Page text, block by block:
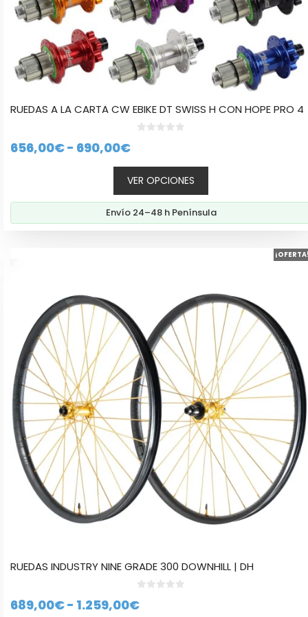
RUEDAS A LA CARTA CW EBIKE DT SWISS H CON HOPE PRO 4
5
656,00€- 690,00€Rango
de
precios:
desde
656,00€
VER OPCIONES
producto
Envío 24–48 h Península
RUEDAS INDUSTRY NINE GRADE 300 DOWNHILL | DH
d
689,00€- 1.259,00€Rango
múltiples
variantes.
opciones
se
pueden
elegir
en
la
página
de
producto